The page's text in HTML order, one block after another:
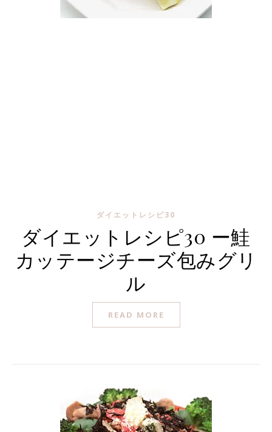
ダイエットレシピ30
ダイエットレシピ30 ー鮭
カッテージチーズ包みグリ
ル
READ MORE